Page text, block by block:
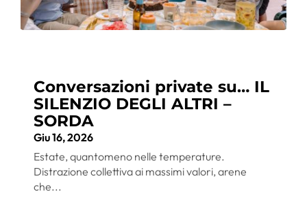
Conversazioni private su… IL
SILENZIO DEGLI ALTRI –
SORDA
Giu 16, 2026
Estate, quantomeno nelle temperature.
Distrazione collettiva ai massimi valori, arene
che...